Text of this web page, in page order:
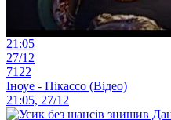
21:05
27/12
7122
Іноуе - Пікассо (Відео)
21:05, 27/12